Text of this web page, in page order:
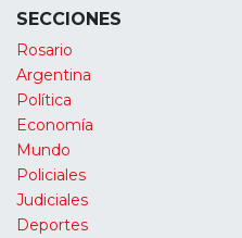
SECCIONES
Rosario
Argentina
Política
Economía
Mundo
Policiales
Judiciales
Deportes